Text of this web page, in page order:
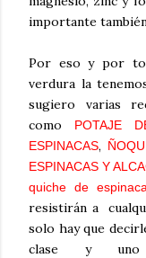
importante
Por eso y por
verdura la
sugiero varias
como
POTAJE
ESPINACAS,
ESPINACAS Y
quiche de
resistirán a
solo hay que
clase y uno